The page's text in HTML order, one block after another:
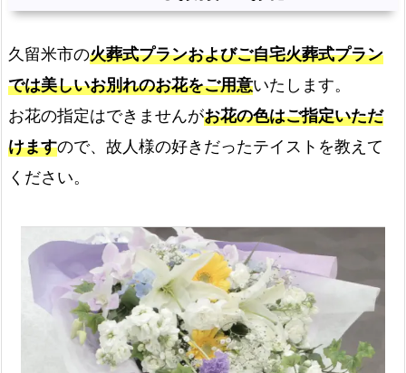
久留米市の火葬式プランおよびご自宅火葬式プラン
では美しいお別れのお花をご用意いたします。
お花の指定はできませんがお花の色はご指定いただ
けますので、故人様の好きだったテイストを教えて
ください。